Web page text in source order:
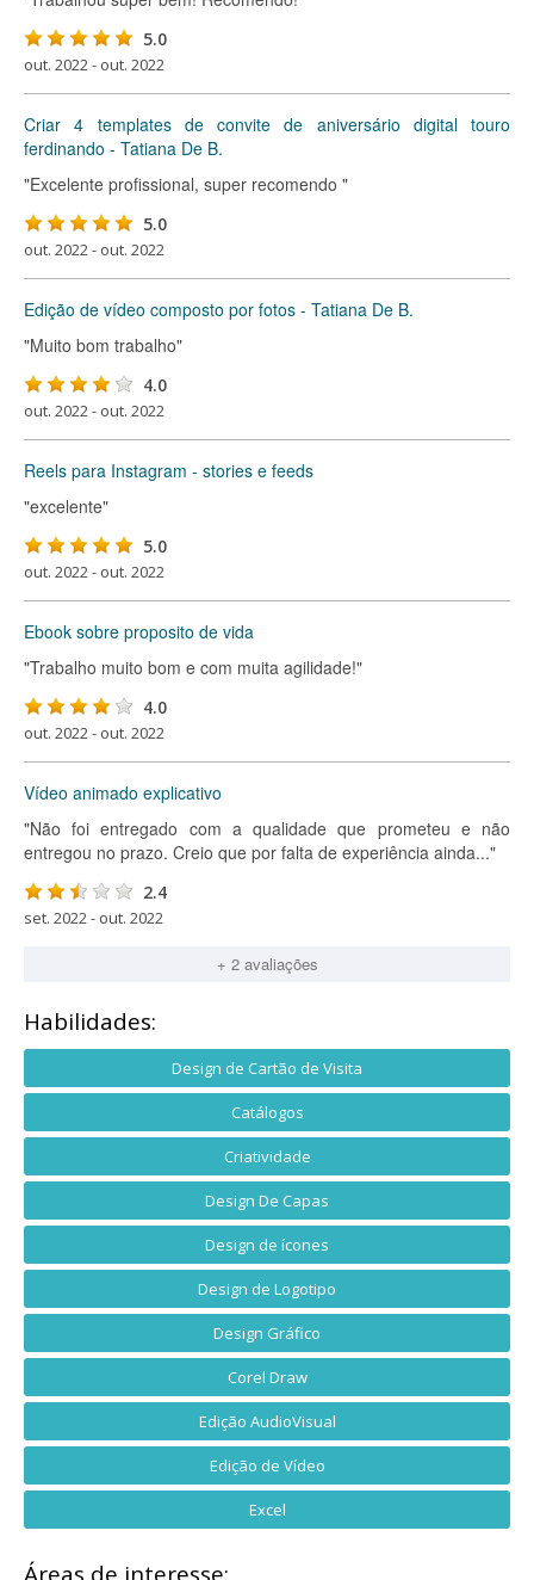
5.0
out. 2022 - out. 2022
Criar 4 templates de convite de aniversário digital touro
ferdinando - Tatiana De B.
"Excelente profissional, super recomendo "
5.0
out. 2022 - out. 2022
Edição de vídeo composto por fotos - Tatiana De B.
"Muito bom trabalho"
4.0
out. 2022 - out. 2022
Reels para Instagram - stories e feeds
"excelente"
5.0
out. 2022 - out. 2022
Ebook sobre proposito de vida
"Trabalho muito bom e com muita agilidade!"
4.0
out. 2022 - out. 2022
Vídeo animado explicativo
"Não foi entregado com a qualidade que prometeu e não
entregou no prazo. Creio que por falta de experiência ainda..."
2.4
set. 2022 - out. 2022
+ 2 avaliações
Habilidades:
Design de Cartão de Visita
Catálogos
Criatividade
Design De Capas
Design de ícones
Design de Logotipo
Design Gráfico
Corel Draw
Edição AudioVisual
Edição de Vídeo
Excel